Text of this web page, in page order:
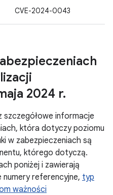
CVE-2024-0043
2024 r.
szczegółowe informacje
która dotyczy poziomu
w zabezpieczeniach są
którego dotyczą.
poniżej i zawierają
referencyjne, typ
ważności